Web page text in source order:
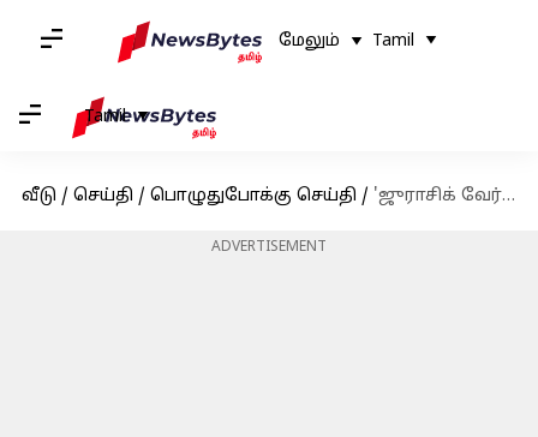
மேலும் Tamil
Tamil
வீடு / செய்தி / பொழுதுபோக்கு செய்தி / 'ஜுராசிக் வேர்ல்ட் ரீபர்த்': வெளியீட்டு தேதி, கதைக்களம், நடிகர்கள் விவரங்கள்
ADVERTISEMENT